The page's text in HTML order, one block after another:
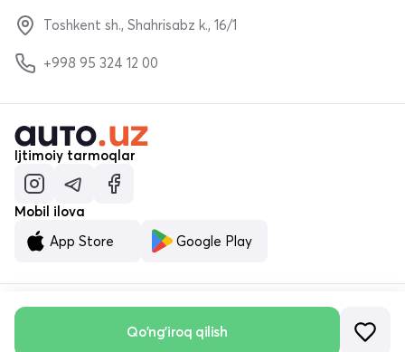
Qo'ng'iroq qilish
Toshkent sh., Shahrisabz k., 16/1
+998 95 324 12 00
Ijtimoiy tarmoqlar
Mobil ilova
App Store
Google Play
© «MALUMOTNOMA» MChJ 2023–2026